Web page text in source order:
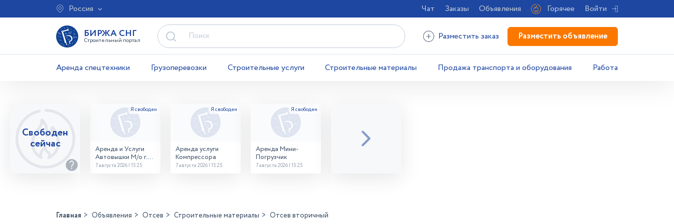
Россия Чат Заказы Объявления Горячее Войти
БИРЖА СНГ
Строительный портал Разместить заказ Разместить объявление
Аренда спецтехники Грузоперевозки Строительные услуги Строительные материалы Продажа транспорта и оборудования Работа
Свободен
сейчас
Аренда и Услуги
Автовышки М/о г.
Домодедово
7 августа 2026 | 15:25
Аренда услуги
Компрессора
7 августа 2026 | 15:25
Аренда Мини-
Погрузчик
7 августа 2026 | 15:25
Главная Объявления Отсев Строительные материалы Отсев вторичный